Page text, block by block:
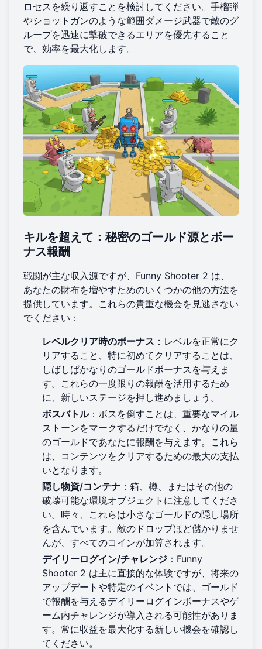
ロセスを繰り返すことを検討してください。手榴弾
やショットガンのような範囲ダメージ武器で敵のグ
ループを迅速に撃破できるエリアを優先すること
で、効率を最大化します。
キルを超えて：秘密のゴールド源とボー
ナス報酬
戦闘が主な収入源ですが、Funny Shooter 2 は、
あなたの財布を増やすためのいくつかの他の方法を
提供しています。これらの貴重な機会を見逃さない
でください：
レベルクリア時のボーナス ：レベルを正常にク
リアすること、特に初めてクリアすることは、
しばしばかなりのゴールドボーナスを与えま
す。これらの一度限りの報酬を活用するため
に、新しいステージを押し進めましょう。
ボスバトル：ボスを倒すことは、重要なマイル
ストーンをマークするだけでなく、かなりの量
のゴールドであなたに報酬を与えます。これら
は、コンテンツをクリアするための最大の支払
いとなります。
隠し物資/コンテナ ：箱、樽、またはその他の
破壊可能な環境オブジェクトに注意してくださ
い。時々、これらは小さなゴールドの隠し場所
を含んでいます。敵のドロップほど儲かりませ
んが、すべてのコインが加算されます。
デイリーログイン/チャレンジ ：Funny
Shooter 2 は主に直接的な体験ですが、将来の
アップデートや特定のイベントでは、ゴールド
で報酬を与えるデイリーログインボーナスやゲ
ーム内チャレンジが導入される可能性がありま
す。常に収益を最大化する新しい機会を確認し
てください。